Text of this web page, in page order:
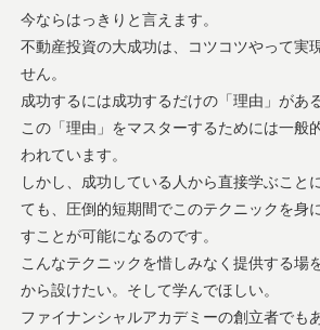
今ならはっきりと言えます。
不動産投資の大成功は、コツコツやって実
せん。
成功するには成功するだけの「理由」があ
この「理由」をマスターするためには一般
われています。
しかし、成功している人から直接学ぶこと
ても、圧倒的短期間でこのテクニックを身
すことが可能になるのです。
こんなテクニックを惜しみなく提供する場
から設けたい。そして学んでほしい。
ファイナンシャルアカデミーの創立者でも